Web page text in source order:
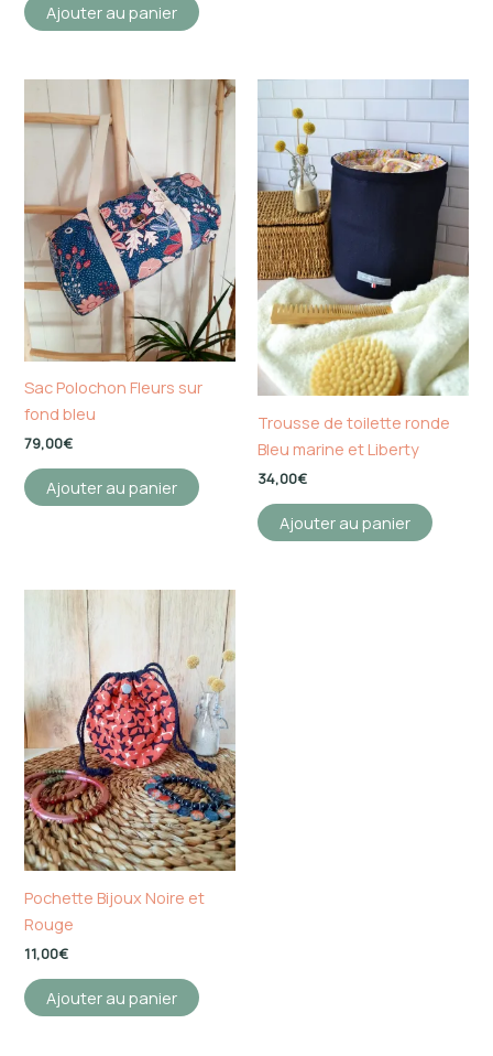
Ajouter au panier
Sac Polochon Fleurs sur
fond bleu
79,00€
Ajouter au panier
Trousse de toilette ronde
Bleu marine et Liberty
34,00€
Ajouter au panier
Pochette Bijoux Noire et
Rouge
11,00€
Ajouter au panier